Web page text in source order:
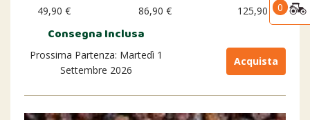
0
49,90 € 86,90 € 125,90 €
Consegna Inclusa
Prossima Partenza: Martedì 1
Settembre 2026
Acquista